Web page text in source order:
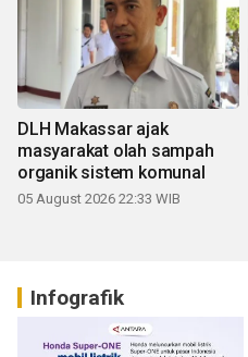
DLH Makassar ajak
masyarakat olah sampah
organik sistem komunal
05 August 2026 22:33 WIB
Infografik